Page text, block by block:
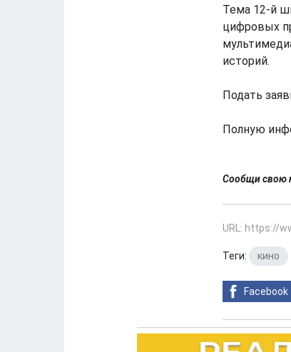
Тема 12-й
цифровых
историй.
Подать
Полную
Сообщи свою
URL: https://
Теги: кино
Facebook